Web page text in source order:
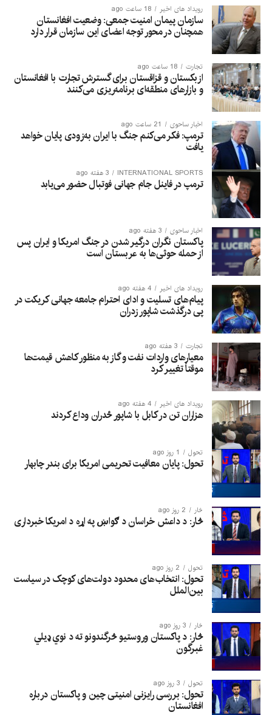
رویداد های اخیر 18 ساعت ago
سازمان پیمان امنیت جمعی: وضعیت افغانستان
همچنان در محور توجه اعضای این سازمان قرار دارد
تجارت 18 ساعت ago
ازبکستان و قزاقستان برای گسترش تجارت با افغانستان
و بازارهای منطقه‌ای برنامه‌ریزی می‌کنند
اخبار ساحوی 21 ساعت ago
ترمپ: فکر می‌کنم جنگ با ایران به‌زودی پایان خواهد
یافت
INTERNATIONAL SPORTS 3 هفته ago
ترمپ در فاینل جام جهانی فوتبال حضور می‌یابد
اخبار ساحوی 3 هفته ago
پاکستان نگران درگیر شدن در جنگ امریکا و ایران پس
از حمله حوثی‌ها به عربستان است
رویداد های اخیر 4 هفته ago
پیام‌های تسلیت و ادای احترام جامعه جهانی کریکت در
پی درگذشت شاپور زدران
تجارت 3 هفته ago
معیارهای واردات نفت و گاز به منظور کاهش قیمت‌ها
موقتاً تغییر کرد
رویداد های اخیر 4 هفته ago
هزاران تن در کابل با شاپور ځدران وداع کردند
تحول 1 روز ago
تحول: پایان معافیت تحریمی امریکا برای بندر چابهار
څار 2 روز ago
څار: د داعش خراسان د ګواښ په اړه د امریکا خبرداری
تحول 2 روز ago
تحول: انتخاب‌های محدود دولت‌های کوچک در سیاست
بین‌الملل
څار 3 روز ago
څار: د پاکستان وروستیو څرگندونو ته د نوي ډیلي
غبرگون
تحول 3 روز ago
تحول: بررسی رایزنی امنیتی چین و پاکستان درباره
افغانستان